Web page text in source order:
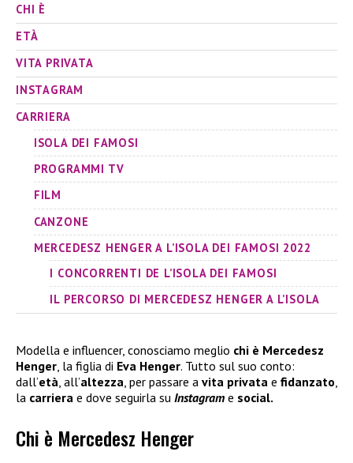
CHI È
ETÀ
VITA PRIVATA
INSTAGRAM
CARRIERA
ISOLA DEI FAMOSI
PROGRAMMI TV
FILM
CANZONE
MERCEDESZ HENGER A L’ISOLA DEI FAMOSI 2022
I CONCORRENTI DE L’ISOLA DEI FAMOSI
IL PERCORSO DI MERCEDESZ HENGER A L’ISOLA
Modella e influencer, conosciamo meglio chi è Mercedesz
Henger, la figlia di Eva Henger. Tutto sul suo conto:
dall’età, all’altezza, per passare a vita privata e fidanzato,
la carriera e dove seguirla su Instagram e social.
Chi è Mercedesz Henger